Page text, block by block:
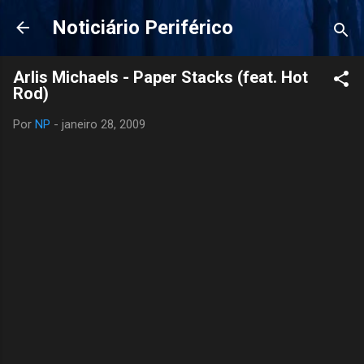
Pular para o conteúdo principal
Noticiário Periférico
Arlis Michaels - Paper Stacks (feat. Hot
Rod)
Por NP - janeiro 28, 2009